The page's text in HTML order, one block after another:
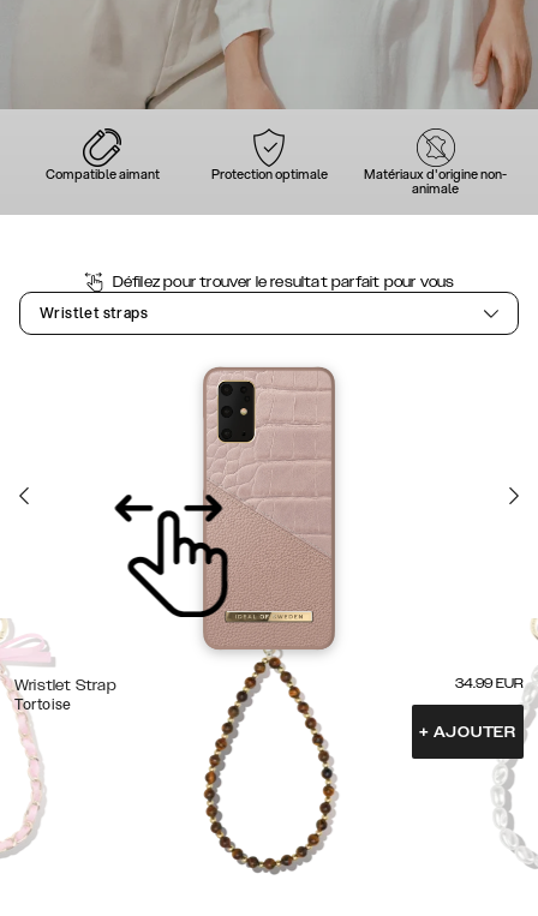
Compatible aimant Protection optimale Matériaux d'origine non-
animale
Défilez pour trouver le resultat parfait pour vous
Wristlet straps
Wristlet Strap
Tortoise
34.99 EUR
+ AJOUTER